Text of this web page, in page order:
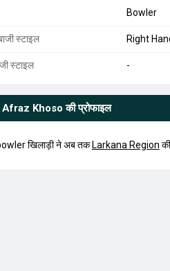
Bowler
स्टाइल Right
स्टाइल -
Afraz Khoso की प्रोफाइल
खिलाड़ी ने अब तक Larkana Region